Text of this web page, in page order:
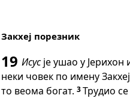
Закхеј порезник
19 Исусје ушао у Јерихон
неки човек по имену
то веома богат. 3Трудио